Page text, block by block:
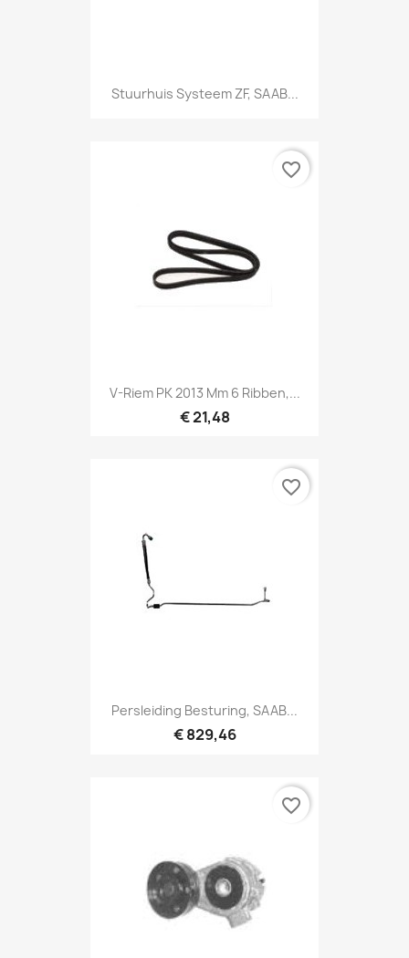
Stuurhuis Systeem ZF, SAAB...
V-Riem PK 2013 Mm 6 Ribben,...
€ 21,48
favorite_border
Persleiding Besturing, SAAB...
€ 829,46
favorite_border
favorite_border